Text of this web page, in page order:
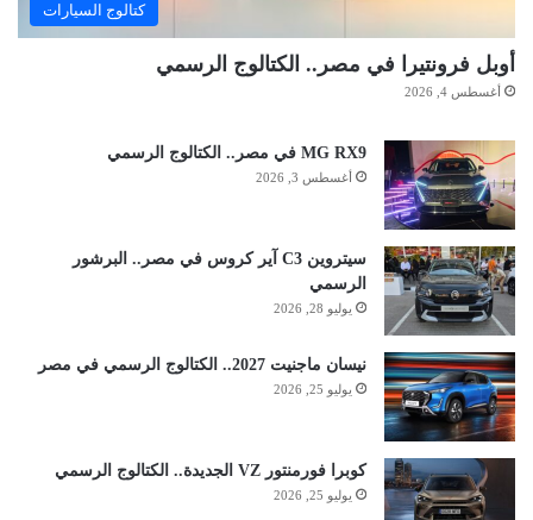
كتالوج السيارات
أوبل فرونتيرا في مصر.. الكتالوج الرسمي
أغسطس 4, 2026
MG RX9 في مصر.. الكتالوج الرسمي
أغسطس 3, 2026
سيتروين C3 آير كروس في مصر.. البرشور
الرسمي
يوليو 28, 2026
نيسان ماجنيت 2027.. الكتالوج الرسمي في مصر
يوليو 25, 2026
كوبرا فورمنتور VZ الجديدة.. الكتالوج الرسمي
يوليو 25, 2026